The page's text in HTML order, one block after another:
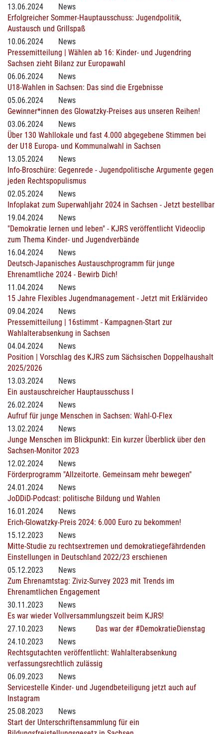
13.06.2024
News
Erfolgreicher Sommer-Hauptausschuss: Jugendpolitik,
Austausch und Grillspaß
10.06.2024
News
Pressemitteilung | Wählen ab 16: Kinder- und Jugendring
Sachsen zieht Bilanz zur Europawahl
06.06.2024
News
U18-Wahlen in Sachsen: Das sind die Ergebnisse
05.06.2024
News
Gewinner*innen des Glowatzky-Preises aus unseren Reihen!
03.06.2024
News
Über 130 Wahllokale und fast 4.000 abgegebene Stimmen bei
der U18 Europa- und Kommunalwahl in Sachsen
13.05.2024
News
Info-Broschüre: Gegenrede - Jugendpolitische Argumente gegen
jeden Rechtspopulismus
02.05.2024
News
Infoplakat zum Superwahljahr 2024 in Sachsen - Jetzt bestellbar
19.04.2024
News
"Demokratie lernen und leben" - KJRS veröffentlicht Videoclip
zum Thema Kinder- und Jugendverbände
16.04.2024
News
Deutsch-Japanisches Austauschprogramm für junge
Ehrenamtliche 2024 - Bewirb Dich!
11.04.2024
News
15 Jahre Flexibles Jugendmanagement - Jetzt mit Erklärvideo
09.04.2024
News
Pressemitteilung | 16stimmt - Kampagnen-Start zur
Wahlalterabsenkung in Sachsen
04.04.2024
News
Position | Vorschlag des KJRS zum Sächsischen Doppelhaushalt
2025/2026
13.03.2024
News
Ein austauschreicher Hauptausschuss I
26.02.2024
News
Aufruf für junge Menschen in Sachsen: Wahl-O-Flex
13.02.2024
News
Junge Menschen im Blickpunkt: Ein kurzer Überblick über den
Sachsen-Monitor 2023
12.02.2024
News
Förderprogramm "Allzeitorte. Gemeinsam mehr bewegen"
24.01.2024
News
JoDDiD-Podcast: politische Bildung und Wahlen
16.01.2024
News
Erich-Glowatzky-Preis 2024: 6.000 Euro zu bekommen!
15.12.2023
News
Mitte-Studie zu rechtsextremen und demokratiegefährdenden
Einstellungen in Deutschland 2022/23 erschienen
05.12.2023
News
Zum Ehrenamtstag: Ziviz-Survey 2023 mit Trends im
Ehrenamtlichen Engagement
30.11.2023
News
Es war wieder Vollversammlungszeit beim KJRS!
27.10.2023
News
Das war der #DemokratieDienstag
24.10.2023
News
Rechtsgutachten veröffentlicht: Wahlalterabsenkung
verfassungsrechtlich zulässig
06.09.2023
News
Servicestelle Kinder- und Jugendbeteiligung jetzt auch auf
Instagram
25.08.2023
News
Start der Unterschriftensammlung für ein